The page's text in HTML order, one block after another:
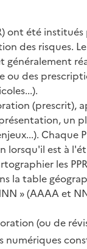
ont été
des risques.
généralement
ou des
(prescrit),
un
est à
les
la table
» (AAAA et
(ou de
numériques